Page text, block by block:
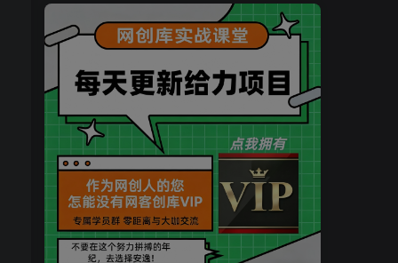
买VIP会员或加盟商-全年最低价-立即抢额